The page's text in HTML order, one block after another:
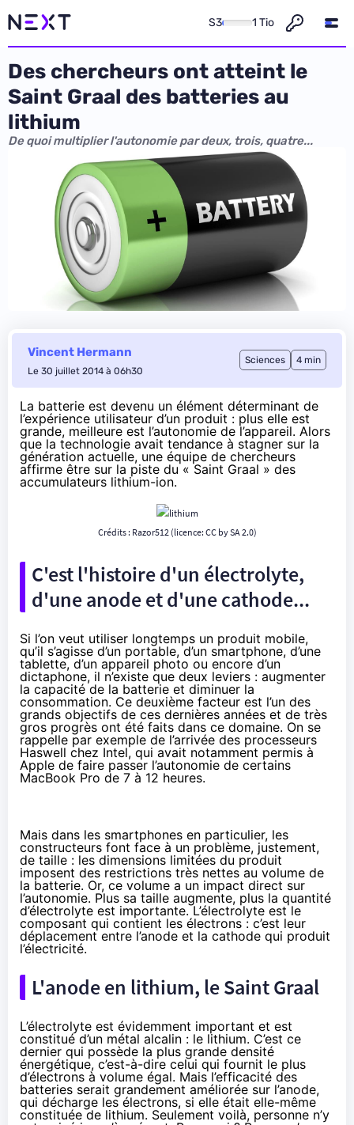
S3 1 Tio
Des chercheurs ont atteint le
Saint Graal des batteries au
lithium
De quoi multiplier l'autonomie par deux, trois, quatre...
Vincent Hermann
Le 30 juillet 2014 à 06h30
Sciences 4 min
La batterie est devenu un élément déterminant de
l’expérience utilisateur d’un produit : plus elle est
grande, meilleure est l’autonomie de l’appareil. Alors
que la technologie avait tendance à stagner sur la
génération actuelle, une équipe de chercheurs
affirme être sur la piste du « Saint Graal » des
accumulateurs lithium-ion.
Crédits : Razor512 (licence: CC by SA 2.0)
C'est l'histoire d'un électrolyte,
d'une anode et d'une cathode...
Si l’on veut utiliser longtemps un produit mobile,
qu’il s’agisse d’un portable, d’un smartphone, d’une
tablette, d’un appareil photo ou encore d’un
dictaphone, il n’existe que deux leviers : augmenter
la capacité de la batterie et diminuer la
consommation. Ce deuxième facteur est l’un des
grands objectifs de ces dernières années et de très
gros progrès ont été faits dans ce domaine. On se
rappelle par exemple de l’arrivée des processeurs
Haswell chez Intel, qui avait notamment permis à
Apple de faire passer l’autonomie de certains
MacBook Pro de 7 à 12 heures.
Mais dans les smartphones en particulier, les
constructeurs font face à un problème, justement,
de taille : les dimensions limitées du produit
imposent des restrictions très nettes au volume de
la batterie. Or, ce volume a un impact direct sur
l’autonomie. Plus sa taille augmente, plus la quantité
d’électrolyte est importante. L’électrolyte est le
composant qui contient les électrons : c’est leur
déplacement entre l’anode et la cathode qui produit
l’électricité.
L'anode en lithium, le Saint Graal
L’électrolyte est évidemment important et est
constitué d’un métal alcalin : le lithium. C’est ce
dernier qui possède la plus grande densité
énergétique, c’est-à-dire celui qui fournit le plus
d’électrons à volume égal. Mais l’efficacité des
batteries serait grandement améliorée sur l’anode,
qui décharge les électrons, si elle était elle-même
constituée de lithium. Seulement voilà, personne n’y